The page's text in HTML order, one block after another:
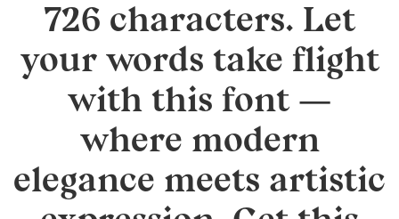
726 characters. Let
your words take flight
with this font —
where modern
elegance meets artistic